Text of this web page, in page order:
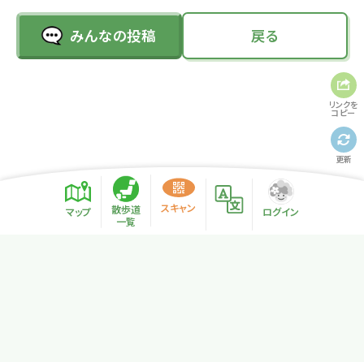
みんなの投稿 戻る
リンクを
コピー
更新
マップ
散歩道
一覧
スキャン ログイン